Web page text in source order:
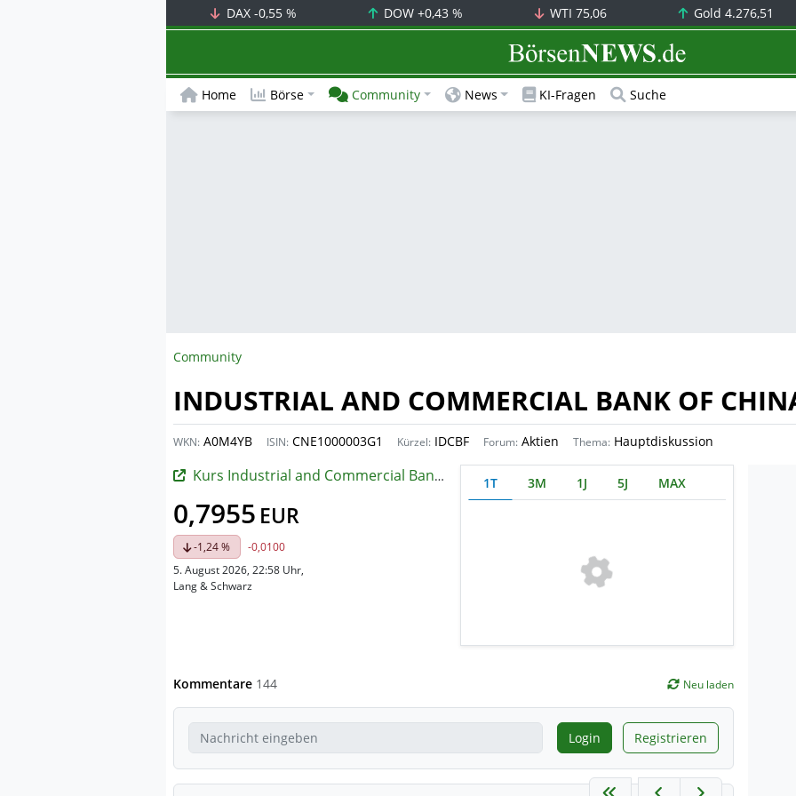
DAX -0,55 % DOW+0,43 % WTI75,06 Gold4.276,51
BörsenNEWS.de
Home Börse Community News KI-Fragen Suche
Community
INDUSTRIAL AND COMMERCIAL BANK OF
WKN: A0M4YB ISIN: CNE1000003G1 Kürzel: IDCBF Forum: Aktien Thema: Hauptdiskussion
Kurs Industrial and Commercial Bank of China (H)
0,7955 EUR
-1,24 %
-0,0100
5. August 2026, 22:58 Uhr,
Lang & Schwarz
1T 3M 1J 5J MAX
Kommentare 144 Neu laden
Login Registrieren